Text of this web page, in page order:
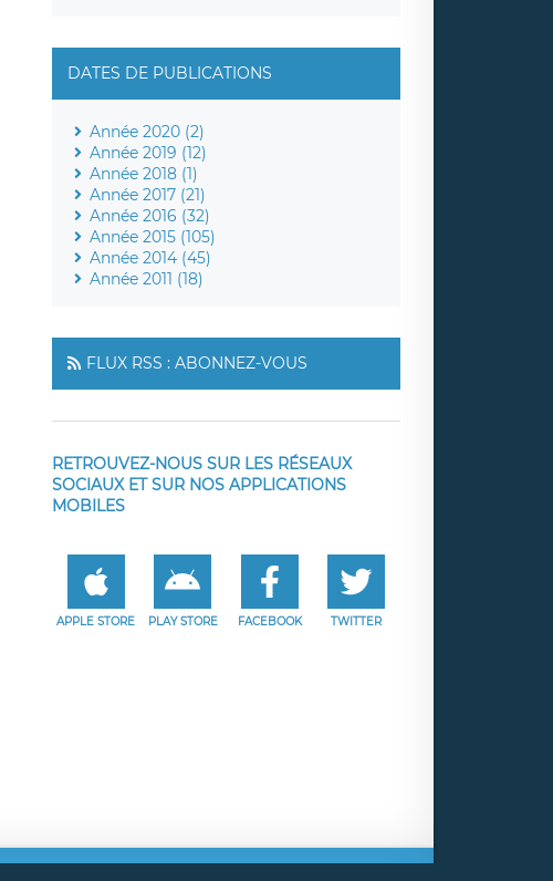
DATES DE PUBLICATIONS
Année 2020 (2)
Année 2019 (12)
Année 2018 (1)
Année 2017 (21)
Année 2016 (32)
Année 2015 (105)
Année 2014 (45)
Année 2011 (18)
FLUX RSS : ABONNEZ-VOUS
RETROUVEZ-NOUS SUR LES RÉSEAUX
SOCIAUX ET SUR NOS APPLICATIONS
MOBILES
APPLE STORE PLAY STORE FACEBOOK TWITTER